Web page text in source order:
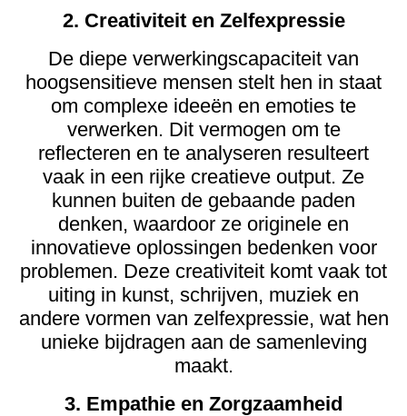
2. Creativiteit en Zelfexpressie
De diepe verwerkingscapaciteit van
hoogsensitieve mensen stelt hen in staat
om complexe ideeën en emoties te
verwerken. Dit vermogen om te
reflecteren en te analyseren resulteert
vaak in een rijke creatieve output. Ze
kunnen buiten de gebaande paden
denken, waardoor ze originele en
innovatieve oplossingen bedenken voor
problemen. Deze creativiteit komt vaak tot
uiting in kunst, schrijven, muziek en
andere vormen van zelfexpressie, wat hen
unieke bijdragen aan de samenleving
maakt.
3. Empathie en Zorgzaamheid